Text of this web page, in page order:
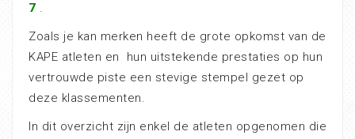
7 .
Zoals je kan merken heeft de grote opkomst van de
KAPE atleten en hun uitstekende prestaties op hun
vertrouwde piste een stevige stempel gezet op
deze klassementen.
In dit overzicht zijn enkel de atleten opgenomen die